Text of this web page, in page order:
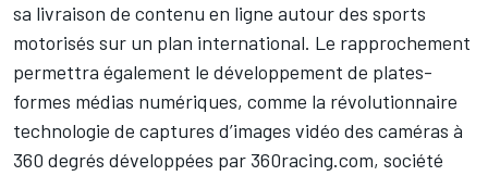
sa livraison de contenu en ligne autour des sports
motorisés sur un plan international. Le rapprochement
permettra également le développement de plates-
formes médias numériques, comme la révolutionnaire
technologie de captures d’images vidéo des caméras à
360 degrés développées par 360racing.com, société